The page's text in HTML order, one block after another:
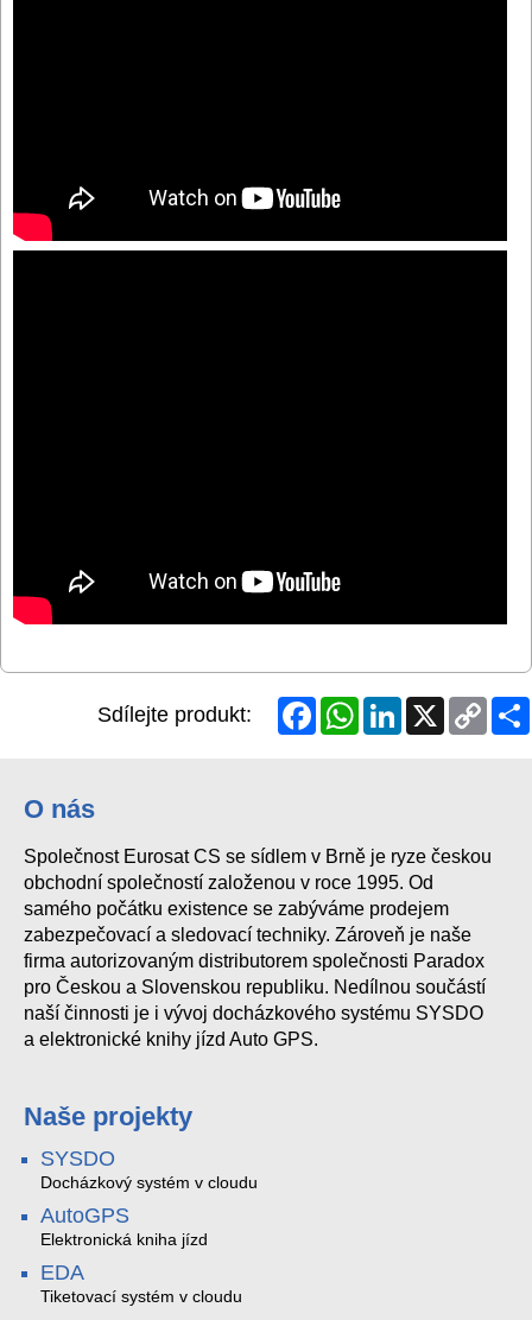
Sdílejte produkt: FacebookWhatsAppLinkedInX
Copy
Link
O nás
Společnost Eurosat CS se sídlem v Brně je ryze českou
obchodní společností založenou v roce 1995. Od
samého počátku existence se zabýváme prodejem
zabezpečovací a sledovací techniky. Zároveň je naše
firma autorizovaným distributorem společnosti Paradox
pro Českou a Slovenskou republiku. Nedílnou součástí
naší činnosti je i vývoj docházkového systému SYSDO
a elektronické knihy jízd Auto GPS.
Naše projekty
SYSDO
Docházkový systém v cloudu
AutoGPS
Elektronická kniha jízd
EDA
Tiketovací systém v cloudu